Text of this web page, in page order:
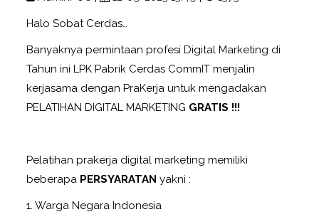
Halo Sobat Cerdas…
Banyaknya permintaan profesi Digital Marketing di
Tahun ini LPK Pabrik Cerdas CommIT menjalin
kerjasama dengan PraKerja untuk mengadakan
PELATIHAN DIGITAL MARKETING GRATIS !!!
Pelatihan prakerja digital marketing memiliki
beberapa PERSYARATAN yakni :
1. Warga Negara Indonesia